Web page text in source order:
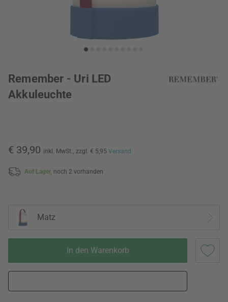
Remember - Uri LED
Akkuleuchte
€ 39,90 inkl. MwSt., zzgl. € 5,95 Versand
Auf Lager, noch 2 vorhanden
Matz
In den Warenkorb